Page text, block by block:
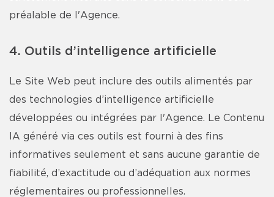
préalable de l'Agence.
4. Outils d’intelligence artificielle
Le Site Web peut inclure des outils alimentés par
des technologies d’intelligence artificielle
développées ou intégrées par l'Agence. Le Contenu
IA généré via ces outils est fourni à des fins
informatives seulement et sans aucune garantie de
fiabilité, d’exactitude ou d’adéquation aux normes
réglementaires ou professionnelles.